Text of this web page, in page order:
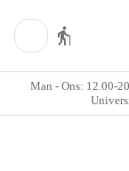
Man - Ons: 12.00-